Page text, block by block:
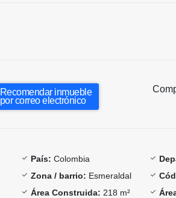
Recomendar inmueble
por correo electrónico
País: Colombia
Zona / barrio: Esmeraldal
Área Construida: 218 m²